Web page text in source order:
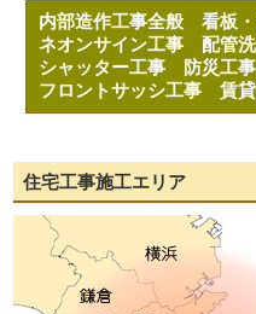
内部造作工事全般看板
ネオンサイン工事配管
シャッター工事
防災工
フロントサッシ工事賃
住宅工事施工エリア